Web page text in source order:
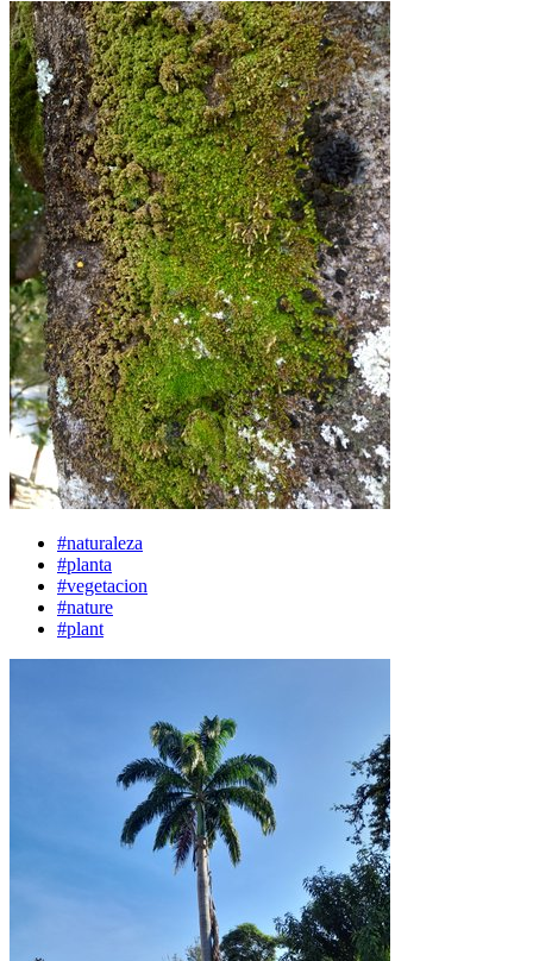
#naturaleza
#planta
#vegetacion
#nature
#plant